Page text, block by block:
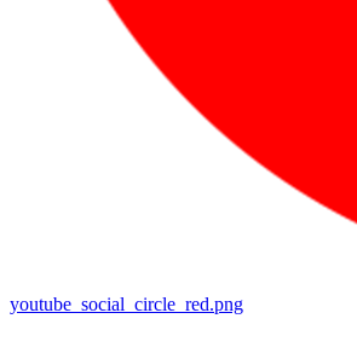
youtube_social_circle_red.png